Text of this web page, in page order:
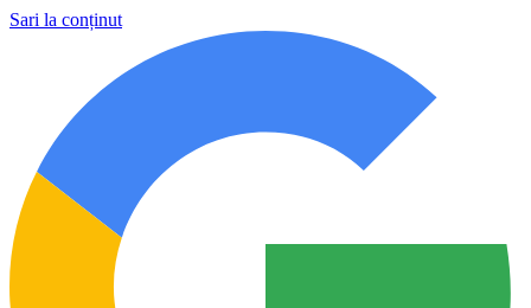
Sari la conținut